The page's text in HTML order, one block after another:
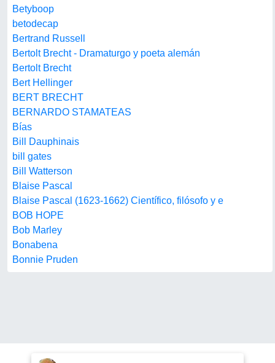
Betyboop
betodecap
Bertrand Russell
Bertolt Brecht - Dramaturgo y poeta alemán
Bertolt Brecht
Bert Hellinger
BERT BRECHT
BERNARDO STAMATEAS
Bías
Bill Dauphinais
bill gates
Bill Watterson
Blaise Pascal
Blaise Pascal (1623-1662) Científico, filósofo y e
BOB HOPE
Bob Marley
Bonabena
Bonnie Pruden